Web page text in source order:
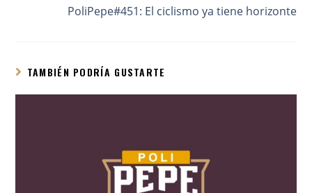
PoliPepe#451: El ciclismo ya tiene horizonte
TAMBIÉN PODRÍA GUSTARTE